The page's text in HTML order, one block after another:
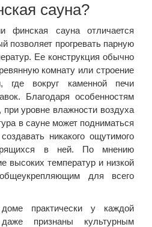
сауна?
финская сауна отличается
позволяет прогревать парную
Ее конструкция обычно
комнату или строение
где вокруг каменной печи
Благодаря особенностям
уровне влажности воздуха
в сауне может подниматься
никакого ощутимого
в ней. По мнению
высоких температур и низкой
для всего
практически у каждой
признаны культурным